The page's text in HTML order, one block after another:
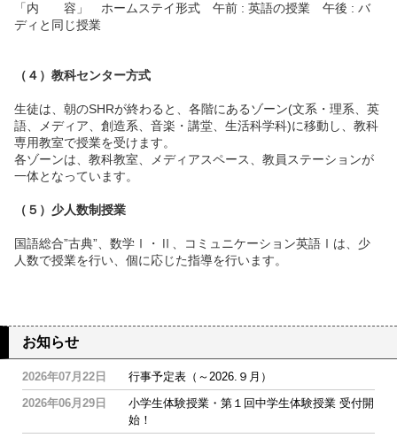
「内 容」 ホームステイ形式 午前 : 英語の授業 午後 : バ
ディと同じ授業
（４）教科センター方式
生徒は、朝のSHRが終わると、各階にあるゾーン(文系・理系、英
語、メディア、創造系、音楽・講堂、生活科学科)に移動し、教科
専用教室で授業を受けます。
各ゾーンは、教科教室、メディアスペース、教員ステーションが
一体となっています。
（５）少人数制授業
国語総合”古典”、数学Ⅰ・Ⅱ、コミュニケーション英語Ⅰは、少
人数で授業を行い、個に応じた指導を行います。
お知らせ
2026年07月22日
行事予定表（～2026.９月）
2026年06月29日
小学生体験授業・第１回中学生体験授業 受付開
始！